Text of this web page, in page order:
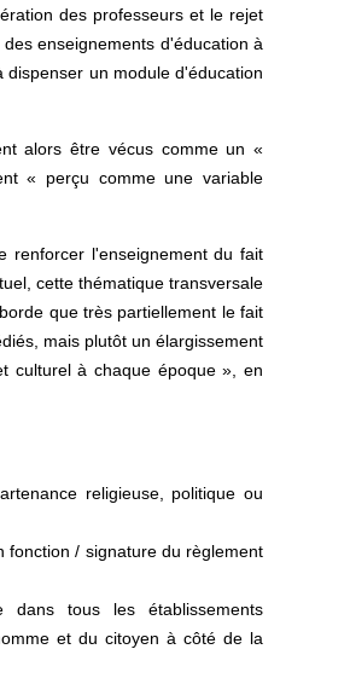
des professeurs et le rejet
enseignements d'éducation à
un module d'éducation
alors être vécus comme un «
« perçu comme une variable
renforcer l'enseignement du fait
cette thématique transversale
que très partiellement le fait
mais plutôt un élargissement
culturel à chaque époque », en
religieuse, politique ou
fonction / signature du règlement
dans tous les établissements
et du citoyen à côté de la